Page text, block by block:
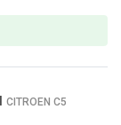
CITROEN C5